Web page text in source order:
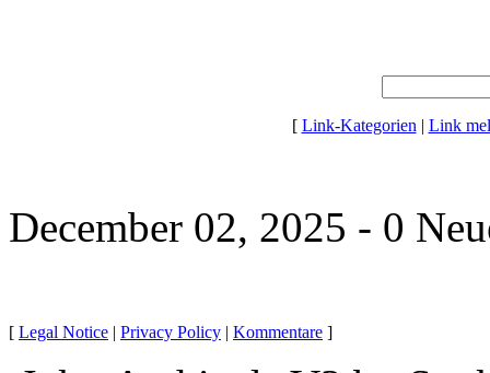
[ Link-Kategorien | Link
December 02, 2025 - 0
[ Legal Notice | Privacy Policy | Kommentare ]